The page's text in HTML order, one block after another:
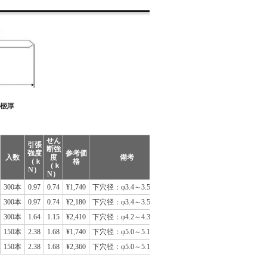
入数
引張
強度
（ｋ
N）
せん
断強
度
（ｋ
N）
参考価
格
備考
300本 0.97 0.74 ¥1,740
下穴径：φ3.4～3.5mm
300本
0.97 0.74 ¥2,180
下穴径：φ3.4～3.5mm
300本
1.64 1.15 ¥2,410
下穴径：φ4.2～4.3mm
150本
2.38 1.68 ¥1,740
下穴径：φ5.0～5.1mm
150本
2.38 1.68 ¥2,360 下穴径：φ5.0～5.1mm